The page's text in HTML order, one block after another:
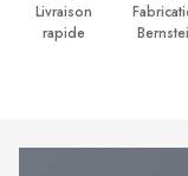
Livraison
rapide